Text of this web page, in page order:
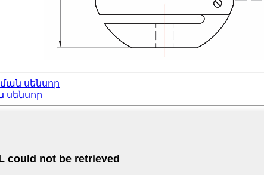
սենսոր
սենսոր